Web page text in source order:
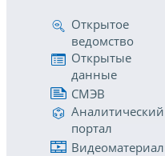
Открытое
ведомство
Открытые
данные
СМЭВ
Аналитический
портал